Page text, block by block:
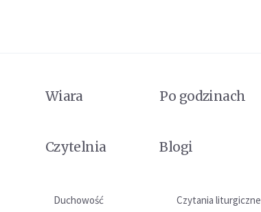
Wiara Po godzinach
Czytelnia Blogi
Duchowość Czytania liturgiczne